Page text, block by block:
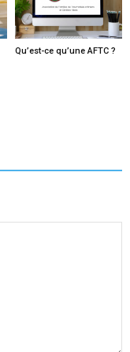
Qu’est-ce qu’une AFTC ?